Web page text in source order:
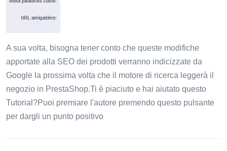
A sua volta, bisogna tener conto che queste modifiche
apportate alla SEO dei prodotti verranno indicizzate da
Google la prossima volta che il motore di ricerca leggerà il
negozio in PrestaShop.Ti è piaciuto e hai aiutato questo
Tutorial?Puoi premiare l'autore premendo questo pulsante
per dargli un punto positivo